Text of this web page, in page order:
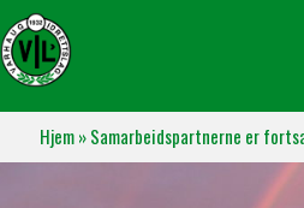
Hjem»Samarbeidspartnerne er